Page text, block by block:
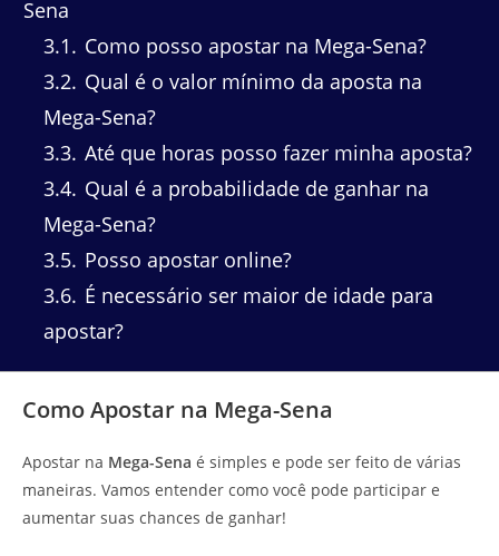
Sena
3.1
Como posso apostar na Mega-Sena?
3.2 Qual é o valor mínimo da aposta na
Mega-Sena?
3.3 Até que horas posso fazer minha aposta?
3.4 Qual é a probabilidade de ganhar na
Mega-Sena?
3.5 Posso apostar online?
3.6 É necessário ser maior de idade para
apostar?
Como Apostar na Mega-Sena
Apostar na Mega-Sena é simples e pode ser feito de várias
maneiras. Vamos entender como você pode participar e
aumentar suas chances de ganhar!